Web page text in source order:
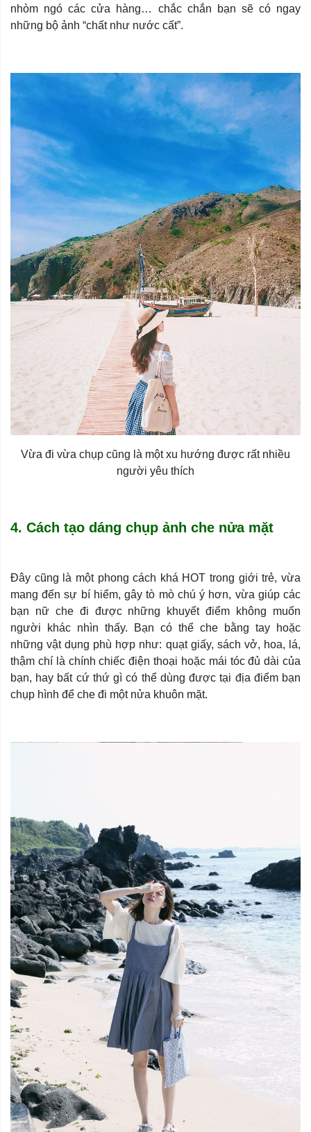
nhòm ngó các cửa hàng… chắc chắn bạn sẽ có ngay
những bộ ảnh “chất như nước cất”.
Vừa đi vừa chụp cũng là một xu hướng được rất nhiều
người yêu thích
4. Cách tạo dáng chụp ảnh che nửa mặt
Đây cũng là một phong cách khá HOT trong giới trẻ, vừa
mang đến sự bí hiểm, gây tò mò chú ý hơn, vừa giúp các
bạn nữ che đi được những khuyết điểm không muốn
người khác nhìn thấy. Bạn có thể che bằng tay hoặc
những vật dụng phù hợp như: quạt giấy, sách vở, hoa, lá,
thậm chí là chính chiếc điện thoại hoặc mái tóc đủ dài của
bạn, hay bất cứ thứ gì có thể dùng được tại địa điểm bạn
chụp hình để che đi một nửa khuôn mặt.